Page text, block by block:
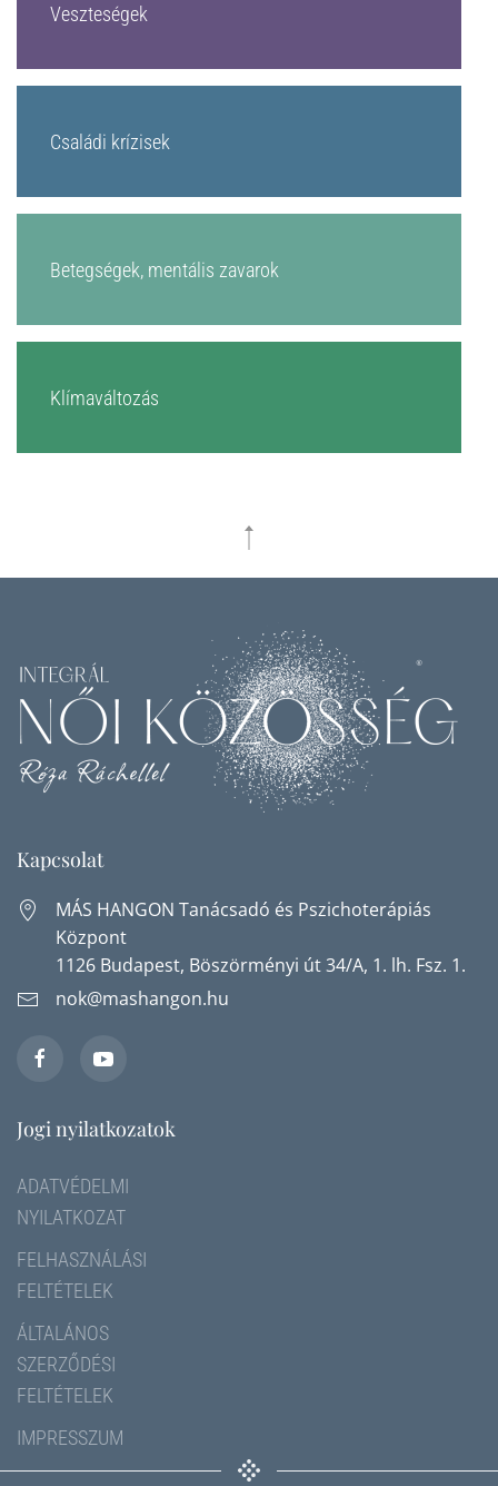
Veszteségek
Családi krízisek
Betegségek, mentális zavarok
Klímaváltozás
Kapcsolat
MÁS HANGON Tanácsadó és Pszichoterápiás
Központ
1126 Budapest, Böszörményi út 34/A, 1. lh. Fsz. 1.
nok@mashangon.hu
Jogi nyilatkozatok
ADATVÉDELMI
NYILATKOZAT
FELHASZNÁLÁSI
FELTÉTELEK
ÁLTALÁNOS
SZERZŐDÉSI
FELTÉTELEK
IMPRESSZUM